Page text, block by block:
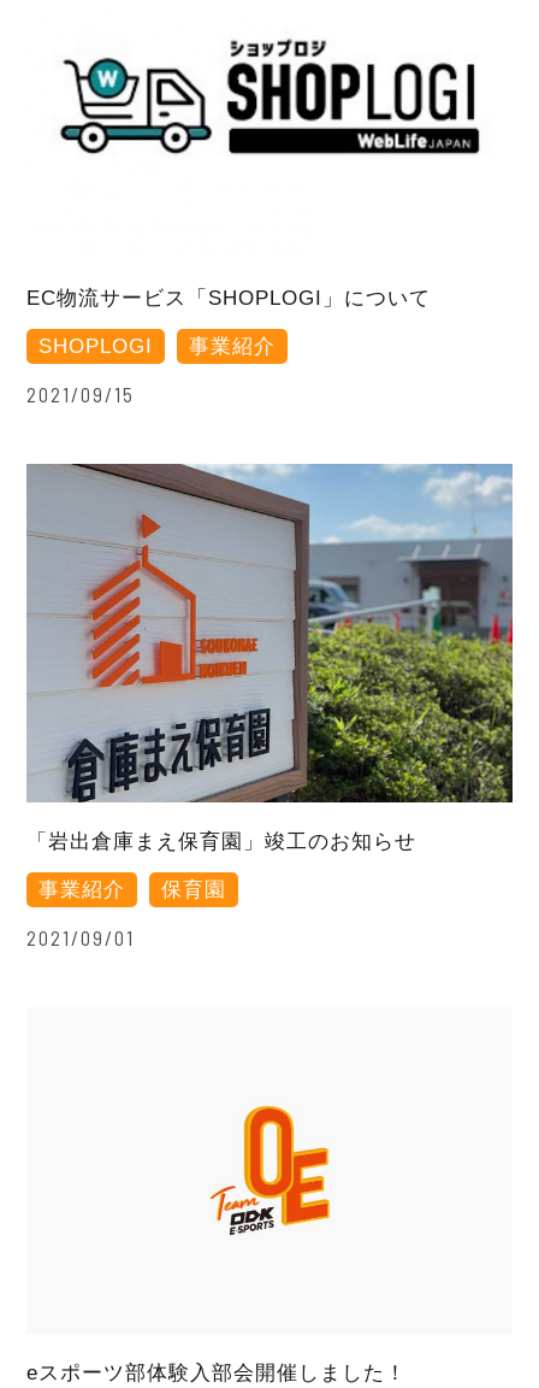
EC物流サービス「SHOPLOGI」について
SHOPLOGI 事業紹介
2021/09/15
「岩出倉庫まえ保育園」竣工のお知らせ
事業紹介 保育園
2021/09/01
eスポーツ部体験入部会開催しました！